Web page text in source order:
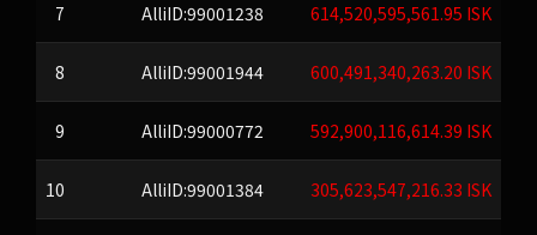
7 AlliID:99001238 614,520,595,561.95 ISK
8 AlliID:99001944 600,491,340,263.20 ISK
9 AlliID:99000772 592,900,116,614.39 ISK
10 AlliID:99001384 305,623,547,216.33 ISK